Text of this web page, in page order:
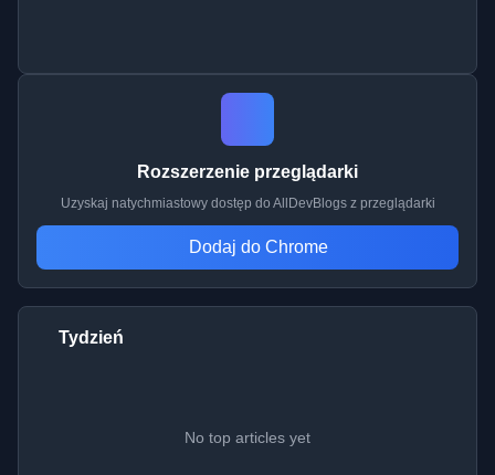
Rozszerzenie przeglądarki
Uzyskaj natychmiastowy dostęp do AllDevBlogs z przeglądarki
Dodaj do Chrome
Tydzień
No top articles yet